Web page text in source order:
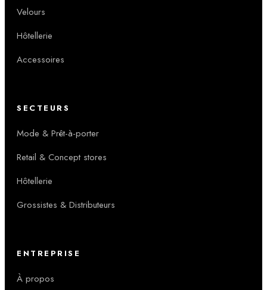
Velours
Hôtellerie
Accessoires
SECTEURS
Mode & Prêt-à-porter
Retail & Concept stores
Hôtellerie
Grossistes & Distributeurs
ENTREPRISE
À propos